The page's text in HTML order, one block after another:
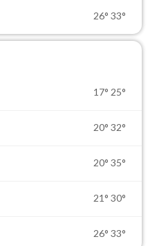
26° 33°
17° 25°
20° 32°
20° 35°
21° 30°
26° 33°